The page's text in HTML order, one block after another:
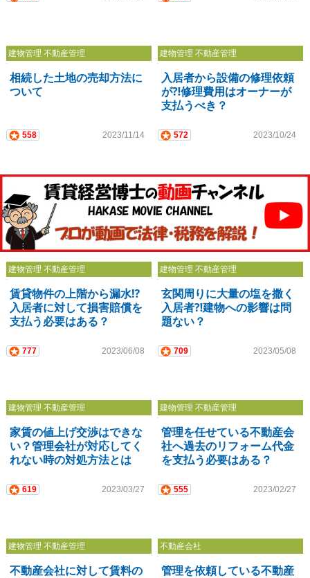
建物管理 不動産管理
相続した土地の売却方法に
ついて
558 2023/11/14
建物管理 不動産管理
入居者から設備の修理依頼
が⁈修理費用はオーナーが
支払うべき？
572 2023/10/24
建物管理 不動産管理
賃貸物件の上階から漏水⁉
入居者に対して損害賠償を
支払う必要はある？
777 2023/06/08
建物管理 不動産管理
玄関周りに大量の塩を撒く
入居者⁈建物への影響は問
題ない？
709 2023/05/08
建物管理 不動産管理
家賃の値上げ交渉はできな
い？管理会社が対応してく
れない時の対処方法とは
619 2023/03/27
建物管理 不動産管理
管理を任せている不動産会
社へ過去のリフォーム代金
を支払う必要はある？
555 2023/02/27
建物管理 不動産管理
不動産会社に対して賃料の
不動産会社
管理を依頼している不動産